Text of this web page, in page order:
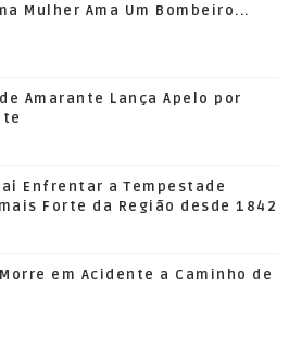
Mulher Ama Um Bombeiro...
Amarante Lança Apelo por
Enfrentar a Tempestade
Forte da Região desde 1842
em Acidente a Caminho de